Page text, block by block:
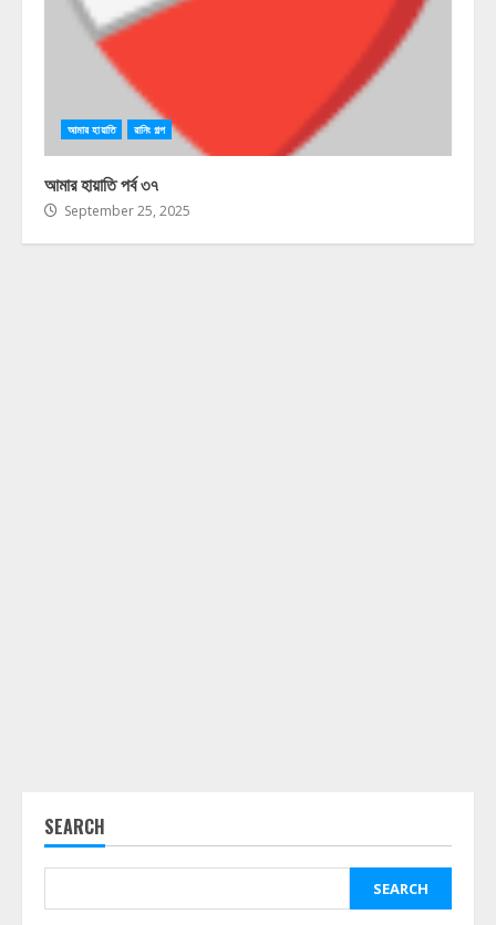
আমার হায়াতি রানিং গল্প
আমার হায়াতি পর্ব ৩৭
September 25, 2025
SEARCH
SEARCH